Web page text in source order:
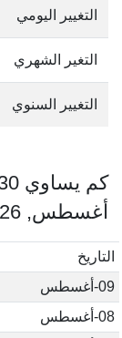
التغيير اليومي
التغير الشهري
التغيير السنوي
أغسطس, 2026
التاريخ
09-أغسطس
08-أغسطس